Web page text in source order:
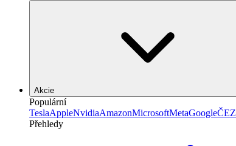
Akcie
Populární
TeslaAppleNvidiaAmazonMicrosoftMetaGoogleČEZ
Přehledy